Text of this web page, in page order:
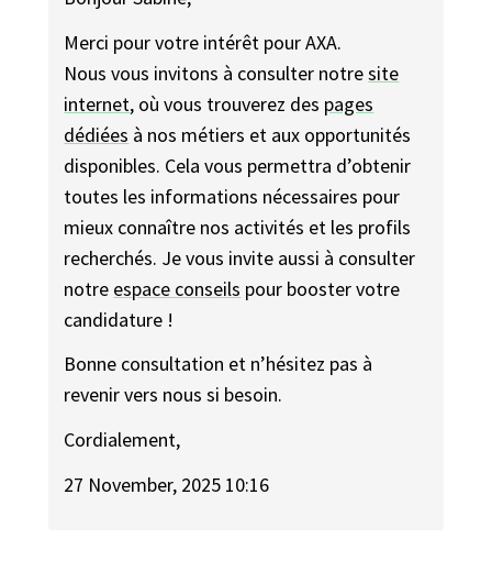
Merci pour votre intérêt pour AXA.
Nous vous invitons à consulter notresite
internet, où vous trouverez des pages
dédiées à nos métiers et aux opportunités
disponibles. Cela vous permettra d’obtenir
toutes les informations nécessaires pour
mieux connaître nos activités et les profils
recherchés. Je vous invite aussi à consulter
notre espace conseils pour booster votre
candidature !
Bonne consultation et n’hésitez pas à
revenir vers nous si besoin.
Cordialement,
27 November, 2025 10:16